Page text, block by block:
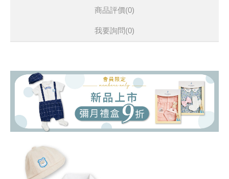
商品評價(0)
我要詢問(0)